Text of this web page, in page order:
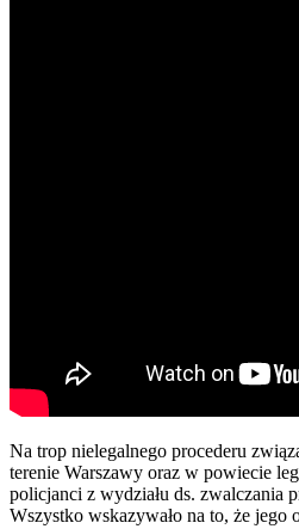
Na trop nielegalnego procederu
terenie Warszawy oraz w powiecie
policjanci z wydziału ds. zwalczania
Wszystko wskazywało na to, że jego